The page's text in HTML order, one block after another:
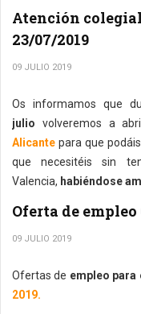
Atención
23/07/2019
09 JULIO 2019
Os informamos que
julio volveremos a
Alicante para que
que necesitéis sin
Valencia, habiéndose
Oferta de empleo
09 JULIO 2019
Ofertas de empleo para
2019.